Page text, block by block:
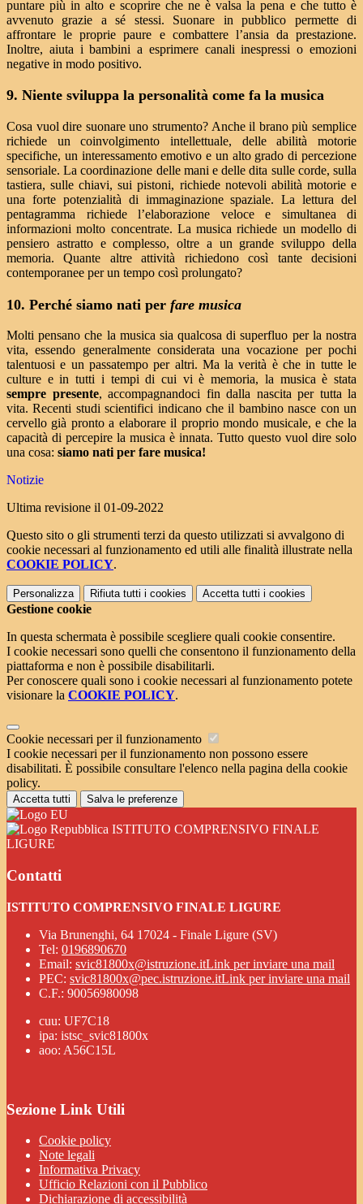
puntare più in alto e scoprire che ne è valsa la pena e che tutto è
avvenuto grazie a sé stessi. Suonare in pubblico permette di
affrontare le proprie paure e combattere l’ansia da prestazione.
Inoltre, aiuta i bambini a esprimere canali inespressi o emozioni
negative in modo positivo.
9. Niente sviluppa la personalità come fa la musica
Cosa vuol dire suonare uno strumento? Anche il brano più semplice
richiede un coinvolgimento intellettuale, delle abilità motorie
specifiche, un interessamento emotivo e un alto grado di percezione
sensoriale. La coordinazione delle mani e delle dita sulle corde, sulla
tastiera, sulle chiavi, sui pistoni, richiede notevoli abilità motorie e
una forte potenzialità di immaginazione spaziale. La lettura del
pentagramma richiede l’elaborazione veloce e simultanea di
informazioni molto concentrate. La musica richiede un modello di
pensiero astratto e complesso, oltre a un grande sviluppo della
memoria. Quante altre attività richiedono così tante decisioni
contemporanee per un tempo così prolungato?
10. Perché siamo nati per fare musica
Molti pensano che la musica sia qualcosa di superfluo per la nostra
vita, essendo generalmente considerata una vocazione per pochi
talentuosi e un passatempo per altri. Ma la verità è che in tutte le
culture e in tutti i tempi di cui vi è memoria, la musica è stata
sempre presente, accompagnandoci fin dalla nascita per tutta la
vita. Recenti studi scientifici indicano che il bambino nasce con un
cervello già pronto a elaborare il proprio mondo musicale, e che la
capacità di percepire la musica è innata. Tutto questo vuol dire solo
una cosa: siamo nati per fare musica!
Notizie
Ultima revisione il 01-09-2022
Questo sito o gli strumenti terzi da questo utilizzati si avvalgono di
cookie necessari al funzionamento ed utili alle finalità illustrate nella
COOKIE POLICY.
Personalizza Rifiuta tutti i cookies Accetta tutti i cookies
Gestione cookie
In questa schermata è possibile scegliere quali cookie consentire.
I cookie necessari sono quelli che consentono il funzionamento della
piattaforma e non è possibile disabilitarli.
Per conoscere quali sono i cookie necessari al funzionamento potete
visionare la COOKIE POLICY.
Cookie necessari per il funzionamento
I cookie necessari per il funzionamento non possono essere
disabilitati. È possibile consultare l'elenco nella pagina della cookie
policy.
Accetta tutti Salva le preferenze
ISTITUTO COMPRENSIVO FINALE
LIGURE
Contatti
ISTITUTO COMPRENSIVO FINALE LIGURE
Via Brunenghi, 64 17024 - Finale Ligure (SV)
Tel: 0196890670
Email: svic81800x@istruzione.itLink per inviare una mail
PEC: svic81800x@pec.istruzione.itLink per inviare una mail
C.F.: 90056980098
cuu: UF7C18
ipa: istsc_svic81800x
aoo: A56C15L
Sezione Link Utili
Cookie policy
Note legali
Informativa Privacy
Ufficio Relazioni con il Pubblico
Dichiarazione di accessibilità